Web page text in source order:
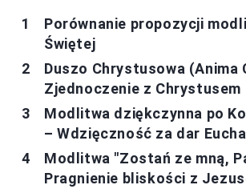
Porównanie propozycji
Świętej
Duszo Chrystusowa (Anima
Zjednoczenie z Chrystusem
Modlitwa dziękczynna po
– Wdzięczność za dar
Modlitwa "Zostań ze mną,
Pragnienie bliskości z